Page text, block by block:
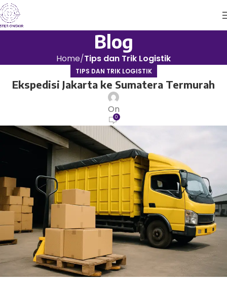
Blog
Home Tips dan Trik Logistik
TIPS DAN TRIK LOGISTIK
Ekspedisi Jakarta ke Sumatera Termurah
On
0